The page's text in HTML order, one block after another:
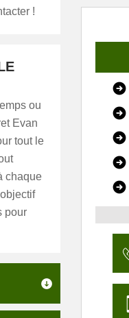
!
ou
Evan
tout le
chaque
pour